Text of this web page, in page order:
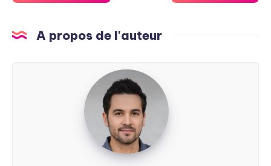
A propos de l'auteur
Steven
Soarez